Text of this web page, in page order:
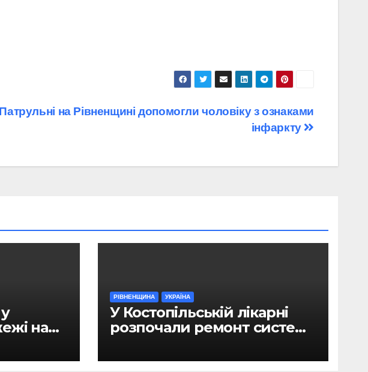
Патрульні на Рівненщині допомогли чоловіку з ознаками
інфаркту
на
РІВНЕНЩИНА УКРАЇНА
У Костопільській лікарні
розпочали ремонт системи